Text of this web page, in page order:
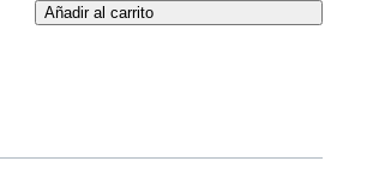
Añadir al carrito